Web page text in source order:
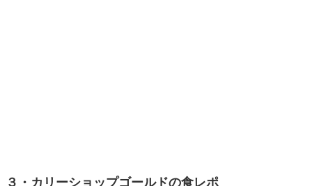
３・カリーショップゴールドの食レポ